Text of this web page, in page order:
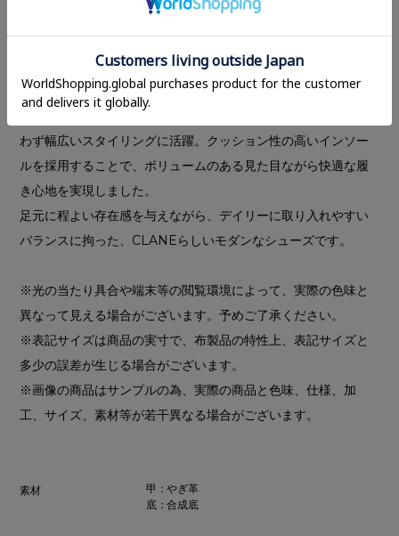
ルを組み合わせたデザインが特徴です。マットで滑らかなゴー
ト（ヤギ）スウェード素材を使用し、程よいカジュアル感をプ
ラス。スタイリングに新鮮なアクセントを与えてくれる一足に
仕上げました。
ソックスとのレイヤードも楽しめるデザインで、シーズンを問
わず幅広いスタイリングに活躍。クッション性の高いインソー
ルを採用することで、ボリュームのある見た目ながら快適な履
き心地を実現しました。
足元に程よい存在感を与えながら、デイリーに取り入れやすい
バランスに拘った、CLANEらしいモダンなシューズです。
※光の当たり具合や端末等の閲覧環境によって、実際の色味と
異なって見える場合がございます。予めご了承ください。
※表記サイズは商品の実寸で、布製品の特性上、表記サイズと
多少の誤差が生じる場合がございます。
※画像の商品はサンプルの為、実際の商品と色味、仕様、加
工、サイズ、素材等が若干異なる場合がございます。
素材
甲：やぎ革
底：合成底